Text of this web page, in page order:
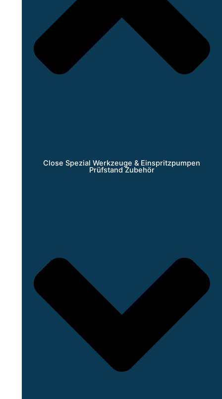
Close Spezial Werkzeuge & Einspritzpumpen
Prüfstand Zubehör